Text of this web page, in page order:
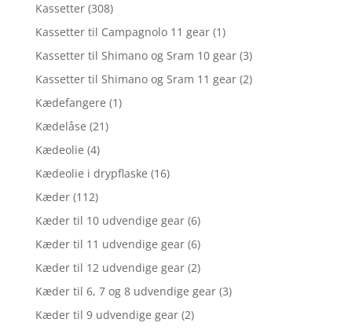
Kassetter (308)
Kassetter til Campagnolo 11 gear (1)
Kassetter til Shimano og Sram 10 gear (3)
Kassetter til Shimano og Sram 11 gear (2)
Kædefangere (1)
Kædelåse (21)
Kædeolie (4)
Kædeolie i drypflaske (16)
Kæder (112)
Kæder til 10 udvendige gear (6)
Kæder til 11 udvendige gear (6)
Kæder til 12 udvendige gear (2)
Kæder til 6, 7 og 8 udvendige gear (3)
Kæder til 9 udvendige gear (2)